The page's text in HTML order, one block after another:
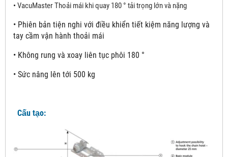
•VacuMaster Thoải mái khi quay 180 ° tải trọng lớn và nặng
• Phiên bản tiện nghi với điều khiển tiết kiệm năng lượng và
tay cầm vận hành thoải mái
• Không rung và xoay liên tục phôi 180 °
• Sức nâng lên tới 500 kg
Cấu tạo: